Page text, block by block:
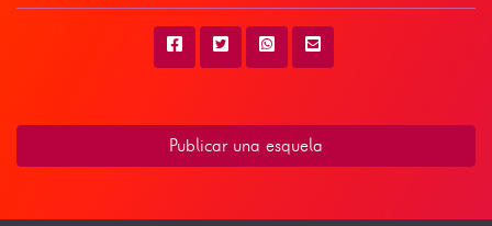
Publicar una esquela